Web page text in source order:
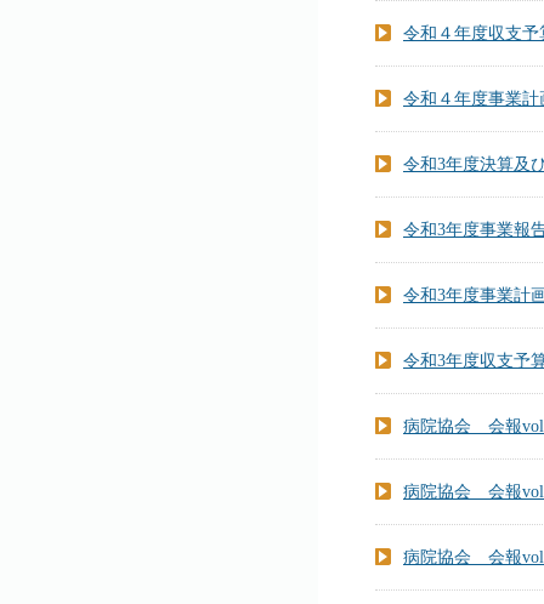
令和４年度収支予
令和４年度事業計
令和3年度決算及
令和3年度事業報
令和3年度事業計
令和3年度収支予
病院協会 会報
病院協会 会報
病院協会 会報